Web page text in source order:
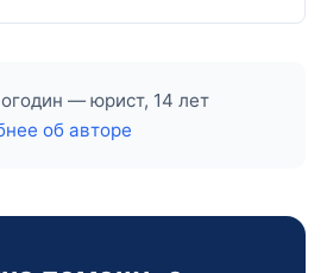
— юрист, 14 лет
об авторе